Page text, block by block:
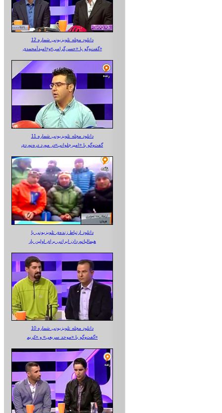
دانلود مجله تلویزیونی شماره 12
گفت‌وگو با «حسن‌گرامی»و«امیدآمحمدی»
دانلود مجله تلویزیونی شماره 11
گفت‌وگو با «امیرجلوانی»در مورد دره‌نوردی
دانلود ارتباط زنده‌ی تلویزیونی‌ با
هیمالیانوردان ایرانی برای اولین بار
دانلود مجله تلویزیونی شماره 10
گفت‌وگو با «موحد سریعی» و «کریم»